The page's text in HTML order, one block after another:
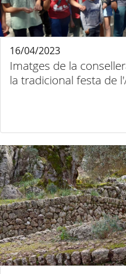
Imatges de la
la tradicional festa de
16/04/2023